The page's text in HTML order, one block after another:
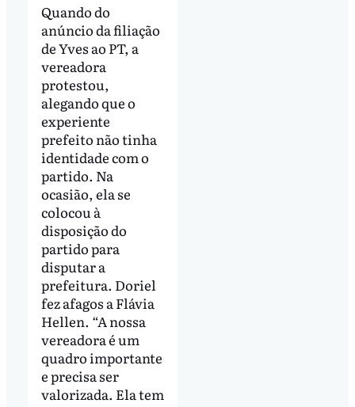
Quando do
anúncio da filiação
de Yves ao PT, a
vereadora
protestou,
alegando que o
experiente
prefeito não tinha
identidade com o
partido. Na
ocasião, ela se
colocou à
disposição do
partido para
disputar a
prefeitura. Doriel
fez afagos a Flávia
Hellen. “A nossa
vereadora é um
quadro importante
e precisa ser
valorizada. Ela tem